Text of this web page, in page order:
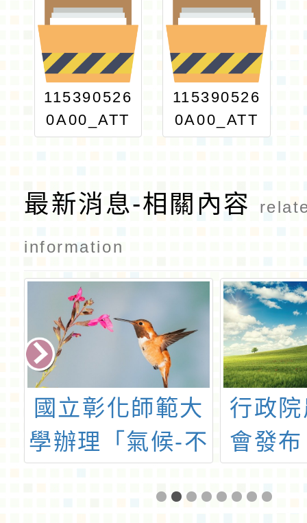
115390526
0A00_ATT
CH9
115390526
0A00_ATT
CH7
最新消息-相關內容
information
國立彰化師範大
學辦理「氣候-不
育課程活動
行政
會發
及培